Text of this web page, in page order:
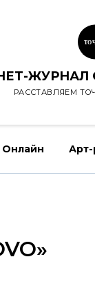
ЖУРНАЛ
РАССТАВЛЯЕМ
Онлайн